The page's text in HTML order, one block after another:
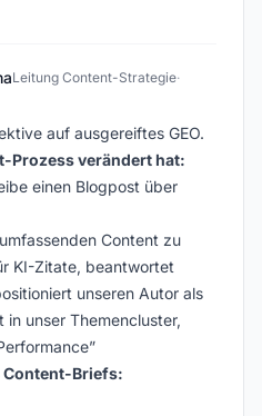
Leitung Content-Strategie·
auf ausgereiftes GEO.
Prozess verändert hat:
einen Blogpost über
Content zu
KI-Zitate, beantwortet
unseren Autor als
unser Themencluster,
Content-Briefs: